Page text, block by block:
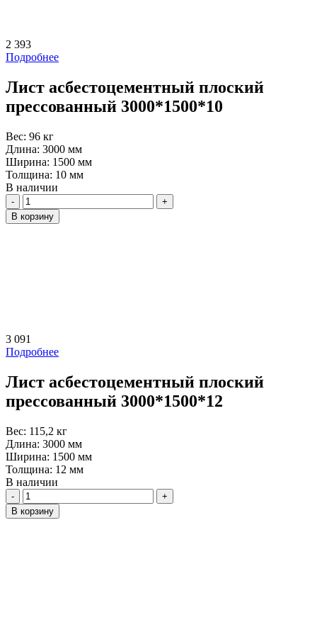
2 393
Подробнее
Лист асбестоцементный плоский
прессованный 3000*1500*10
Вес: 96 кг
Длина: 3000 мм
Ширина: 1500 мм
Толщина: 10 мм
В наличии
Количество
В корзину
3 091
Подробнее
Лист асбестоцементный плоский
прессованный 3000*1500*12
Вес: 115,2 кг
Длина: 3000 мм
Ширина: 1500 мм
Толщина: 12 мм
В наличии
Количество
В корзину